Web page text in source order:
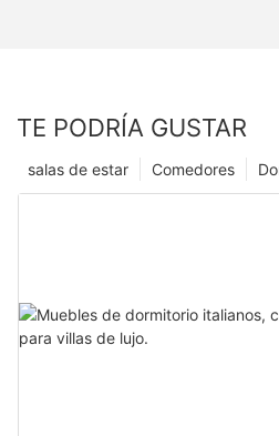
TE PODRÍA GUSTAR
Comedores
salas de estar